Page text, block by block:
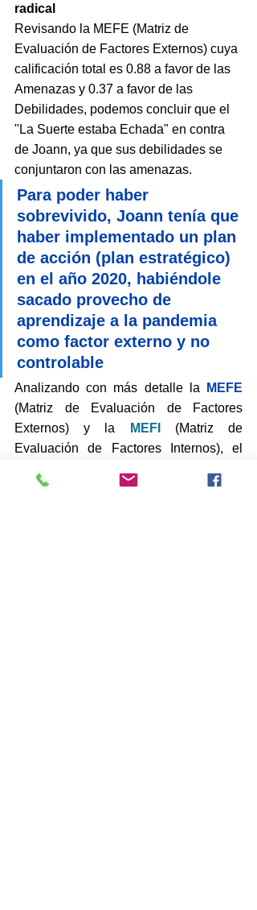
radical
Revisando la MEFE (Matriz de
Evaluación de Factores Externos) cuya
calificación total es 0.88 a favor de las
Amenazas y 0.37 a favor de las
Debilidades, podemos concluir que el
"La Suerte estaba Echada" en contra
de Joann, ya que sus debilidades se
conjuntaron con las amenazas.
Para poder haber
sobrevivido, Joann tenía que
haber implementado un plan
de acción (plan estratégico)
en el año 2020, habiéndole
sacado provecho de
aprendizaje a la pandemia
como factor externo y no
controlable
Analizando con más detalle la
MEFE
(Matriz de Evaluación de Factores
Externos) y la
MEFI
(Matriz de
Evaluación de Factores Internos), el
le hubiesen dado los tiempos a Joann,